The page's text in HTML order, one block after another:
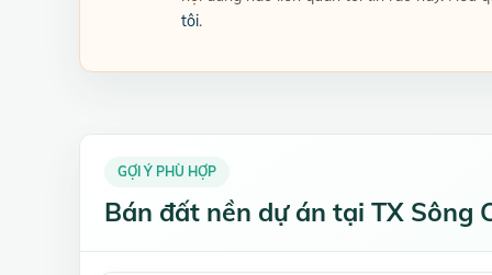
tôi.
GỢI Ý PHÙ HỢP
Bán đất nền dự án tại TX Sông